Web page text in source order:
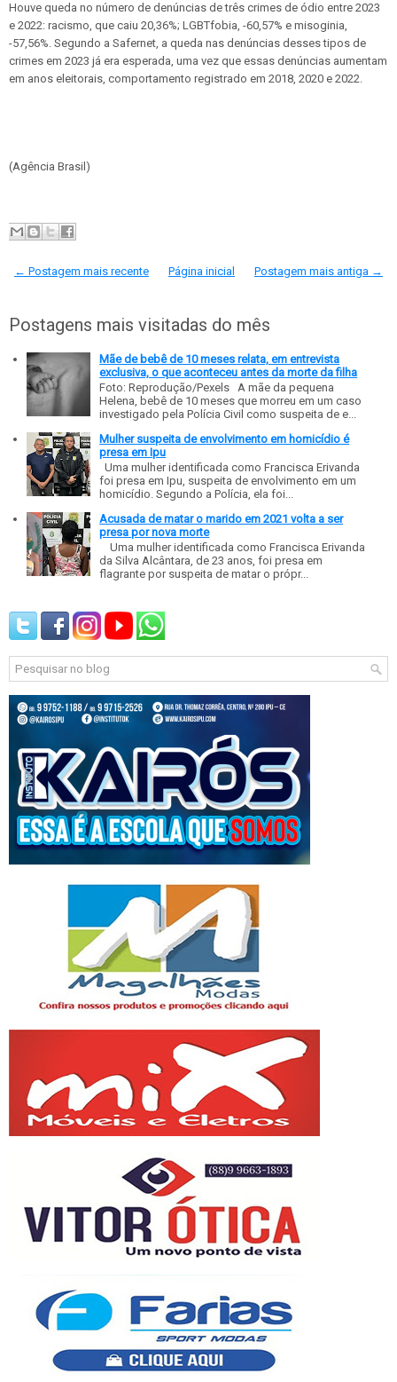
Houve queda no número de denúncias de três crimes de ódio entre 2023
e 2022: racismo, que caiu 20,36%; LGBTfobia, -60,57% e misoginia,
-57,56%. Segundo a Safernet, a queda nas denúncias desses tipos de
crimes em 2023 já era esperada, uma vez que essas denúncias aumentam
em anos eleitorais, comportamento registrado em 2018, 2020 e 2022.
(Agência Brasil)
← Postagem mais recente Postagem mais antiga →
Página inicial
Postagens mais visitadas do mês
Mãe de bebê de 10 meses relata, em entrevista
exclusiva, o que aconteceu antes da morte da filha
Foto: Reprodução/Pexels A mãe da pequena
Helena, bebê de 10 meses que morreu em um caso
investigado pela Polícia Civil como suspeita de e...
Mulher suspeita de envolvimento em homicídio é
presa em Ipu
Uma mulher identificada como Francisca Erivanda
foi presa em Ipu, suspeita de envolvimento em um
homicídio. Segundo a Polícia, ela foi...
Acusada de matar o marido em 2021 volta a ser
presa por nova morte
Uma mulher identificada como Francisca Erivanda
da Silva Alcântara, de 23 anos, foi presa em
flagrante por suspeita de matar o própr...